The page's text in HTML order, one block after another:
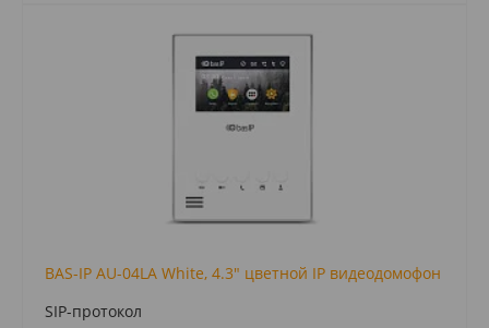
BAS-IP AU-04LA White, 4.3" цветной IP видеодомофон
SIP-протокол